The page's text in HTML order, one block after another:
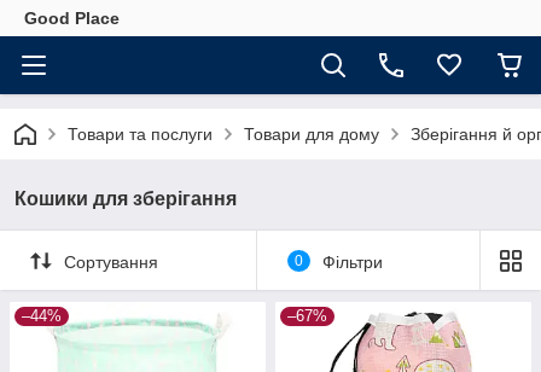
Good Place
Товари та послуги Товари для дому Зберігання й
Кошики для зберігання
Сортування 0 Фільтри
–44% –67%